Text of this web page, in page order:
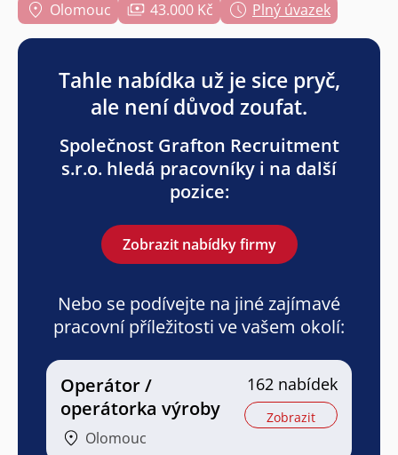
Olomouc 43.000 Kč Plný úvazek
Tahle nabídka už je sice pryč,
ale není důvod zoufat.
Společnost Grafton Recruitment
s.r.o. hledá pracovníky i na další
pozice:
Zobrazit nabídky firmy
Nebo se podívejte na jiné zajímavé
pracovní příležitosti ve vašem okolí:
Operátor /
operátorka výroby
Olomouc
162 nabídek
Zobrazit